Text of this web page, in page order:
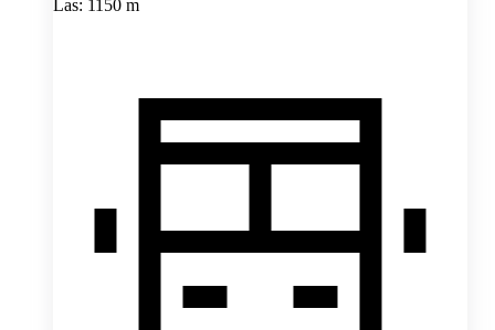
Las: 1150 m